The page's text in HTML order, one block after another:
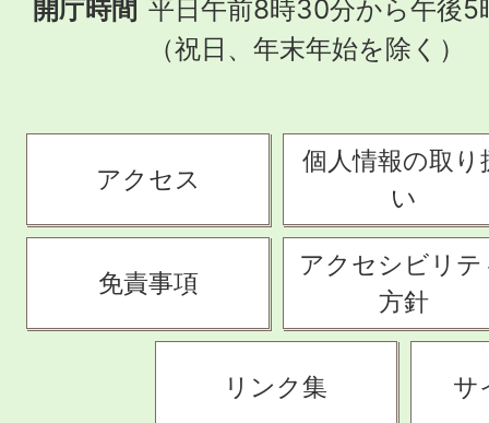
開庁時間 平日午前8時30分から午後5
（祝日、年末年始を除く）
アクセス
個人情報の取り
い
免責事項
アクセシビリテ
方針
リンク集 サ